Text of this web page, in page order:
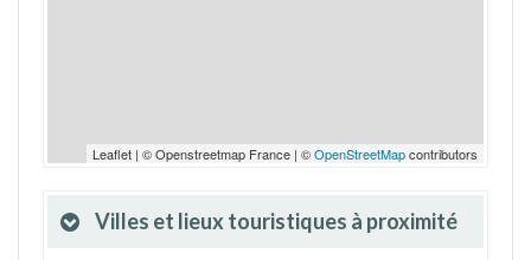
Leaflet | © Openstreetmap France | ©OpenStreetMapcontributors
Villes et lieux touristiques à proximité